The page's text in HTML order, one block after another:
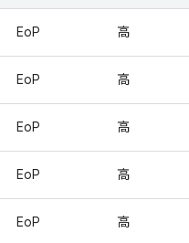
EoP 高
EoP 高
EoP 高
EoP 高
EoP 高